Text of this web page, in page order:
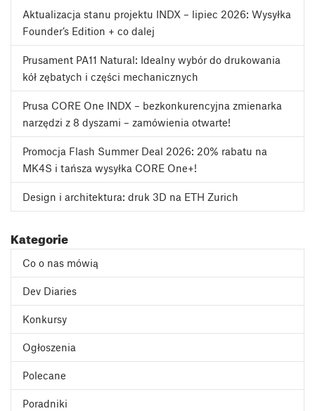
Aktualizacja stanu projektu INDX – lipiec 2026: Wysyłka
Founder’s Edition + co dalej
Prusament PA11 Natural: Idealny wybór do drukowania
kół zębatych i części mechanicznych
Prusa CORE One INDX – bezkonkurencyjna zmienarka
narzędzi z 8 dyszami – zamówienia otwarte!
Promocja Flash Summer Deal 2026: 20% rabatu na
MK4S i tańsza wysyłka CORE One+!
Design i architektura: druk 3D na ETH Zurich
Kategorie
Co o nas mówią
Dev Diaries
Konkursy
Ogłoszenia
Polecane
Poradniki